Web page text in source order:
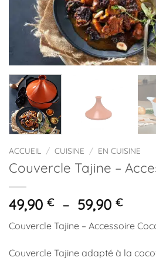
ACCUEIL / CUISINE / EN CUISINE
Couvercle Tajine –
49,90 € – 59,90 €Plage
de
prix :
Couvercle Tajine – Accessoire
Couvercle Tajine adapté à la